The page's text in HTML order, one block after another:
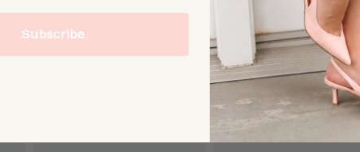
Subscribe